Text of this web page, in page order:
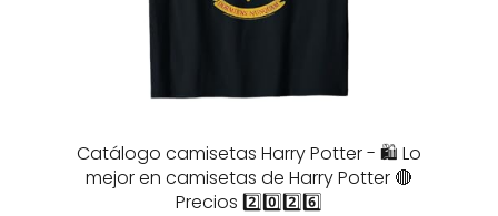
Catálogo camisetas Harry Potter - 🛍️ Lo
mejor en camisetas de Harry Potter 🔴
Precios 2️⃣0️⃣2️⃣6️⃣